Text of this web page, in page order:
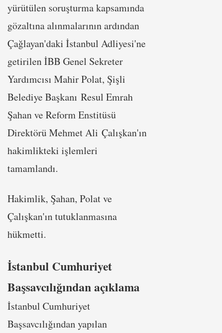
yürütülen soruşturma kapsamında
gözaltına alınmalarının ardından
Çağlayan'daki İstanbul Adliyesi'ne
getirilen İBB Genel Sekreter
Yardımcısı Mahir Polat, Şişli
Belediye Başkanı Resul Emrah
Şahan ve Reform Enstitüsü
Direktörü Mehmet Ali Çalışkan'ın
hakimlikteki işlemleri
tamamlandı.
Hakimlik, Şahan, Polat ve
Çalışkan'ın tutuklanmasına
hükmetti.
İstanbul Cumhuriyet
Başsavcılığından açıklama
İstanbul Cumhuriyet
Başsavcılığından yapılan